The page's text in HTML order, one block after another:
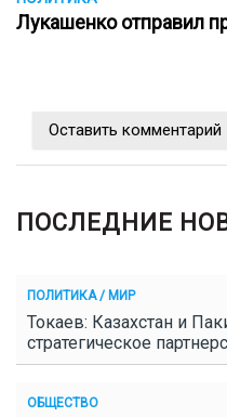
Лукашенко отправил
Оставить комментарий
ПОСЛЕДНИЕ
ПОЛИТИКА / МИР
Токаев: Казахстан и
стратегическое
ОБЩЕСТВО